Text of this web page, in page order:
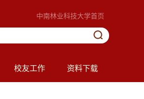
中南林业科技大学首页
校友工作 资料下载